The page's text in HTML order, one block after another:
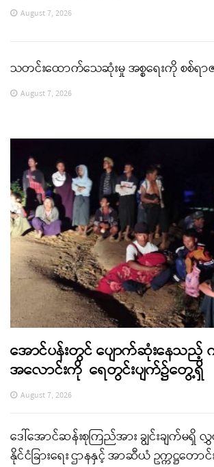
August 7, 2026
သတင်းထောက်သေဆုံးမှု အစ္စရေးကို စစ်ရာ
August 7, 2026
အောင်ပန်းတွင် ပျောက်ဆုံးနေသ
အလောင်းကို ရေတွင်းပျက်၌တွေ့ရှိ
August 7, 2026
ဒေါ်အောင်ဆန်းစုကြည်အား ချွင်းချက်မရှိ
နိုင်ငံခြားရေး ဌာနနှင့် အာဆီယံ ဥက္ကဋ္ဌတော